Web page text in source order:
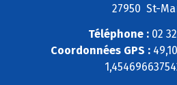
27950 St-
Téléphone :02
Coordonnées GPS :